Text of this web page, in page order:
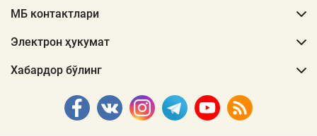
МБ контактлари
Электрон ҳукумат
Хабардор бўлинг